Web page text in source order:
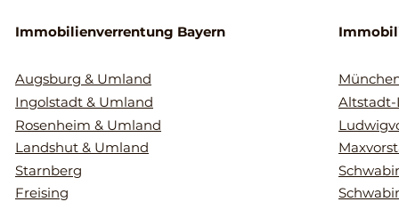
Immobilienverrentung Bayern
Augsburg & Umland
Ingolstadt & Umland
Rosenheim & Umland
Landshut & Umland
Starnberg
Freising
Altstadt-